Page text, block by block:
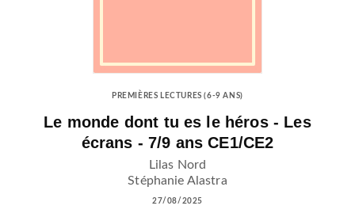
PREMIÈRES LECTURES (6-9 ANS)
Le monde dont tu es le héros - Les
écrans - 7/9 ans CE1/CE2
Lilas Nord
Stéphanie Alastra
27/08/2025